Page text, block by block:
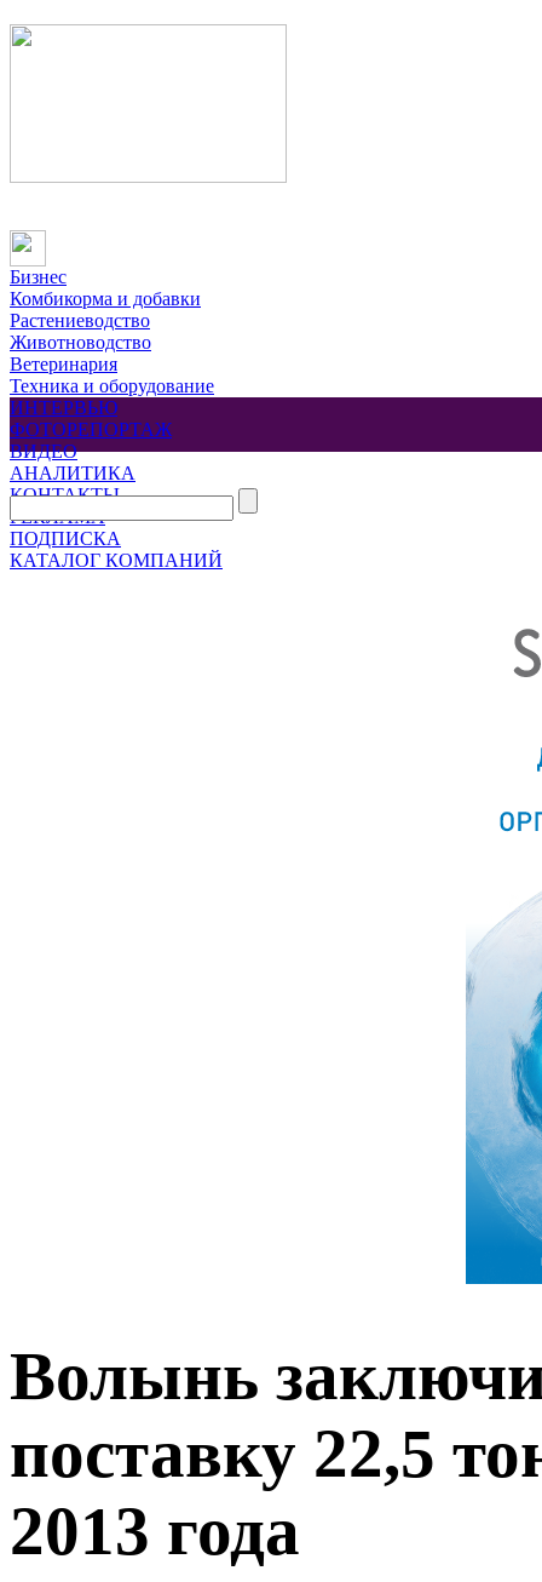
Бизнес
Комбикорма и добавки
Растениеводство
Животноводство
Ветеринария
Техника и оборудование
ИНТЕРВЬЮ
ФОТОРЕПОРТАЖ
ВИДЕО
АНАЛИТИКА
КОНТАКТЫ
РЕКЛАМА
ПОДПИСКА
КАТАЛОГ КОМПАНИЙ
Волынь
поставку 22,5
2013 года